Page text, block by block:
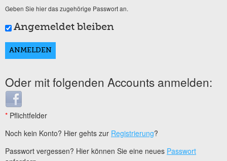
Geben Sie hier das zugehörige Passwort an.
Angemeldet bleiben
Oder mit folgenden Accounts anmelden:
Login with Facebook
* Pflichtfelder
Noch kein Konto? Hier gehts zur Registrierung?
Passwort vergessen? Hier können Sie eine neues Passwort